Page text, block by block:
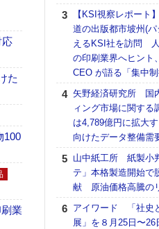
た
100
業
【KSI視察レポート
道の出版都市坡州(
えるKSI社を訪問
の印刷業界へヒント
CEO が語る「集中制
矢野経済研究所 国
ィング市場に関す
は4,789億円に拡大
向けたデータ整備需
山中紙工所 紙製小
テ」本格製造開始で
献 原油価格高騰の
アイワード 「社史
展」を８月25日〜